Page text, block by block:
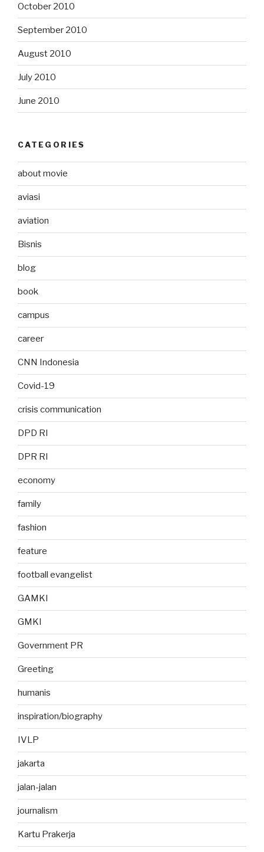
October 2010
September 2010
August 2010
July 2010
June 2010
CATEGORIES
about movie
aviasi
aviation
Bisnis
blog
book
campus
career
CNN Indonesia
Covid-19
crisis communication
DPD RI
DPR RI
economy
family
fashion
feature
football evangelist
GAMKI
GMKI
Government PR
Greeting
humanis
inspiration/biography
IVLP
jakarta
jalan-jalan
journalism
Kartu Prakerja